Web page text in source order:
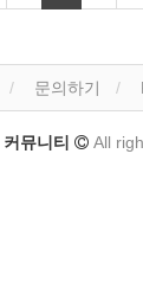
문의하기
뮤니티 All